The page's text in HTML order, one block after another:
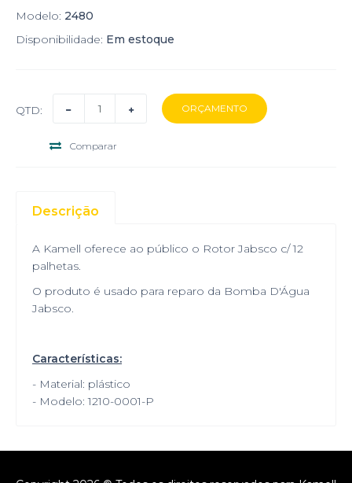
Modelo: 2480
Disponibilidade: Em estoque
QTD:
Comparar
Descrição
A Kamell oferece ao público o Rotor Jabsco c/ 12
palhetas.
O produto é usado para reparo da Bomba D'Água
Jabsco.
Características:
- Material: plástico
- Modelo: 1210-0001-P